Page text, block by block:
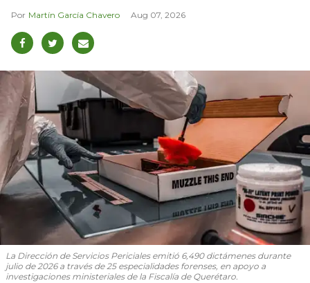
Martín García Chavero Aug 07, 2026
La Dirección de Servicios Periciales emitió 6,490 dictámenes durante
julio de 2026 a través de 25 especialidades forenses, en apoyo a
investigaciones ministeriales de la Fiscalía de Querétaro.